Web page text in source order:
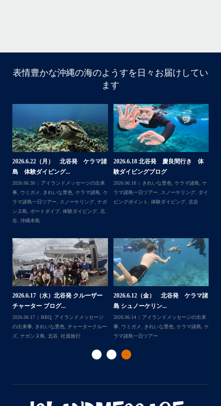
はいさい
アイランドメッセージです
最近は、連日クルーザーチャーターのご利用が続いていて
梅雨明け後のパーフェクトな海でバナナボートに船上
BBQ、シュノーケリングとお楽しみ頂いております
・
・
何ヶ月も前からやり取りさせて頂き温めていたご予約でし
たので、お天気とコンディションに恵まれて、皆さん大満
足な一日を過ごして頂けて本当によかったです
また来年も社員旅行で沖縄へいらっしゃる際は是非ご利用
くださいね！！
...
表情豊かな沖縄の海のようすを日々お届けしてい
ます
【台風13号によるツアー中止のお知
らせ】
2026.08.06
アイランドメッセージの出来
事, 台風
2026.8.2（火） 北谷発 ケラマ諸
島 体験ダイビング&...
2026.08.03
アイランドメッセージの出来
事,きれいな景色,ケラマ諸島, ケラマ諸島
一日ツアー ,スノーケリング,ナガンヌ島
2026.7.28（火） 北谷発 ケラマ諸
島 体験ダイビング...
2026.07.30
アイランドメッセージの出来
事,ウミウシ ,きれいな景色, ケラマ諸島,ケ
ラマ諸島一日ツアー,スノーケリング, 体験
ダイビング,北谷
2026.7.23 北谷発 慶良間行き 体
験ダイビング＆シュ...
きれいな景色 ケラマ諸島
ケ
ラマ諸島一日ツアー
,スノーケリング,ダイ
ビングポイント